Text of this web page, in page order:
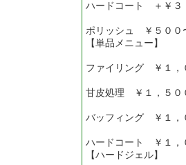
ハードコート ＋￥３
ポリッシュ ￥５００
【単品メニュー】
ファイリング ￥１，
甘皮処理 ￥１，５０
バッフィング ￥１，
ハードコート ￥１，
【ハードジェル】